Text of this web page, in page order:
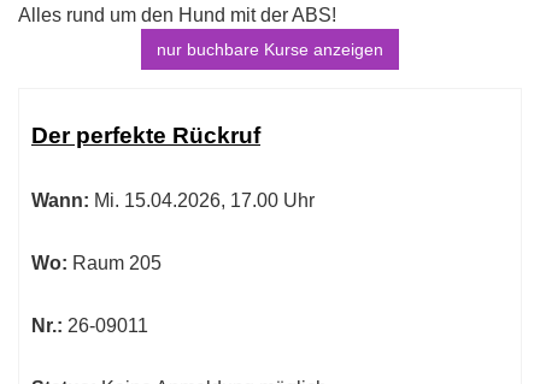
Alles rund um den Hund mit der ABS!
nur buchbare Kurse anzeigen
Tabellenüberschriften
können
werden.
Der perfekte Rückruf
Wann: Mi. 15.04.2026, 17.00 Uhr
Wo: Raum 205
Nr.: 26-09011